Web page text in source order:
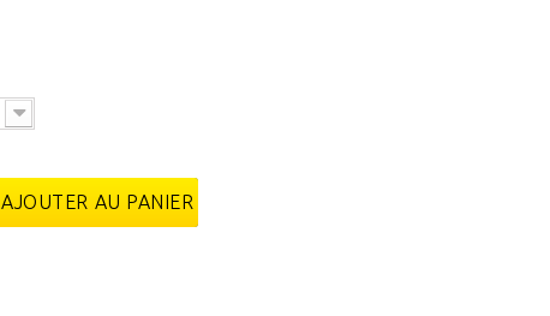
AJOUTER AU PANIER